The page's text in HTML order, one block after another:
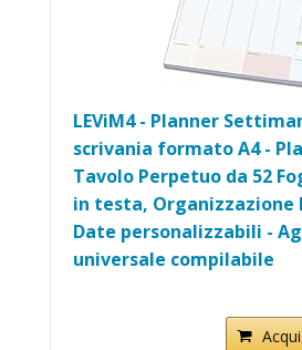
LEViM4 - Planner
scrivania formato A4 -
Tavolo Perpetuo da 52
in testa, Organizzazione
Date personalizzabili -
universale compilabile